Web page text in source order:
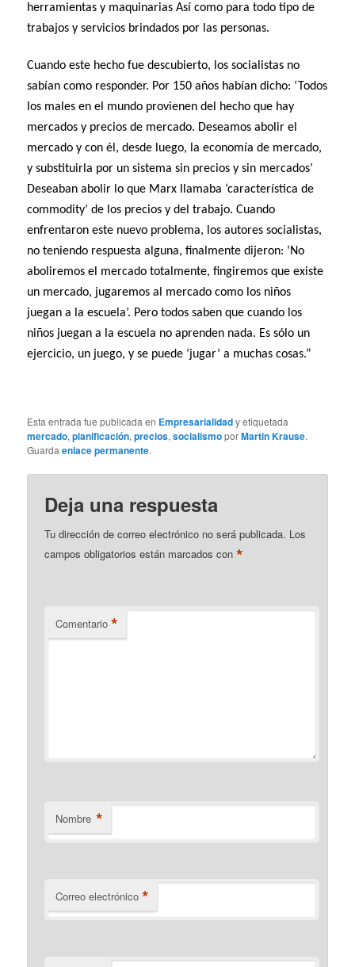
herramientas y maquinarias Así como para todo tipo de
trabajos y servicios brindados por las personas.
Cuando este hecho fue descubierto, los socialistas no
sabían como responder. Por 150 años habían dicho: ‘Todos
los males en el mundo provienen del hecho que hay
mercados y precios de mercado. Deseamos abolir el
mercado y con él, desde luego, la economía de mercado,
y substituirla por un sistema sin precios y sin mercados’
Deseaban abolir lo que Marx llamaba ‘característica de
commodity’ de los precios y del trabajo. Cuando
enfrentaron este nuevo problema, los autores socialistas,
no teniendo respuesta alguna, finalmente dijeron: ‘No
aboliremos el mercado totalmente, fingiremos que existe
un mercado, jugaremos al mercado como los niños
juegan a la escuela’. Pero todos saben que cuando los
niños juegan a la escuela no aprenden nada. Es sólo un
ejercicio, un juego, y se puede ‘jugar’ a muchas cosas.”
Esta entrada fue publicada en Empresarialidady etiquetada
mercado,planificación,precios,socialismoporMartin Krause.
Guardaenlace permanente.
Deja una respuesta
Tu dirección de correo electrónico no será publicada. Los
campos obligatorios están marcados con*
Comentario *
Nombre *
Correo electrónico *